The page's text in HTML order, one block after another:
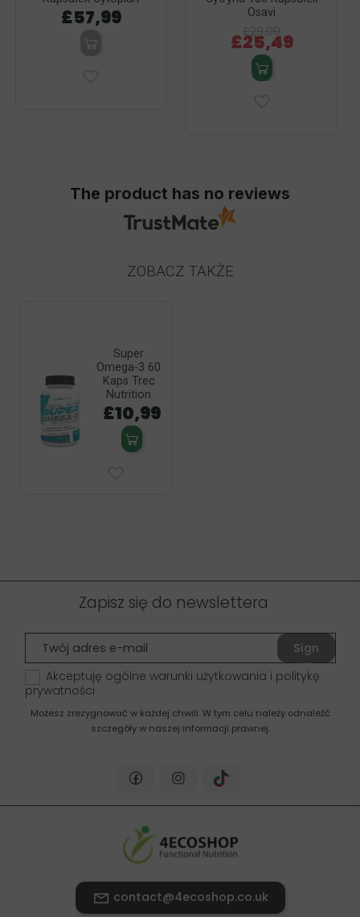
£57,99
Osavi
£29,99
£25,49
The product has no reviews
ZOBACZ TAKŻE
Super
Omega-3 60
Kaps Trec
Nutrition
£10,99
Zapisz się do newslettera
Sign
up
Akceptuję ogólne warunki użytkowania i politykę
prywatności
Możesz zrezygnować w każdej chwili. W tym celu należy odnaleźć
szczegóły w naszej informacji prawnej.
contact@4ecoshop.co.uk